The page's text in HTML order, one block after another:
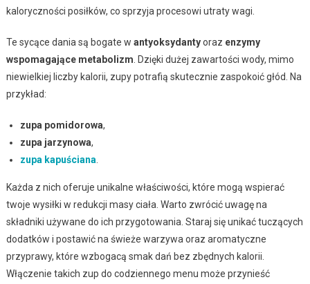
kaloryczności posiłków, co sprzyja procesowi utraty wagi.
Te sycące dania są bogate w antyoksydantyoraz enzymy
wspomagające metabolizm . Dzięki dużej zawartości wody, mimo
niewielkiej liczby kalorii, zupy potrafią skutecznie zaspokoić głód. Na
przykład:
zupa pomidorowa,
zupa jarzynowa,
zupa kapuściana
Każda z nich oferuje unikalne właściwości, które mogą wspierać
twoje wysiłki w redukcji masy ciała. Warto zwrócić uwagę na
składniki używane do ich przygotowania. Staraj się unikać tuczących
dodatków i postawić na świeże warzywa oraz aromatyczne
przyprawy, które wzbogacą smak dań bez zbędnych kalorii.
Włączenie takich zup do codziennego menu może przynieść